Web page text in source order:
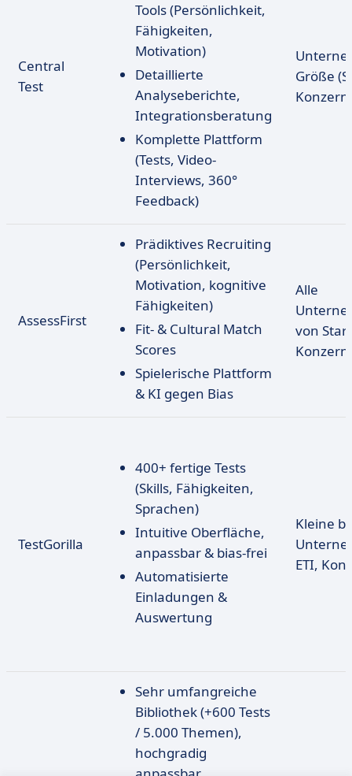
Central
Test
Tools (Persönlichkeit,
Fähigkeiten,
Motivation)
Detaillierte
Analyseberichte,
Integrationsberatung
Komplette Plattform
(Tests, Video-
Interviews, 360°
Feedback)
Größe
AssessFirst
Prädiktives Recruiting
(Persönlichkeit,
Motivation, kognitive
Fähigkeiten)
Fit- & Cultural Match
Scores
Spielerische Plattform
& KI gegen Bias
Alle
von
TestGorilla
400+ fertige Tests
(Skills, Fähigkeiten,
Sprachen)
Intuitive Oberfläche,
anpassbar & bias-frei
Automatisierte
Einladungen &
Auswertung
Kleine
ETI,
Sehr umfangreiche
Bibliothek (+600 Tests
/ 5.000 Themen),
hochgradig